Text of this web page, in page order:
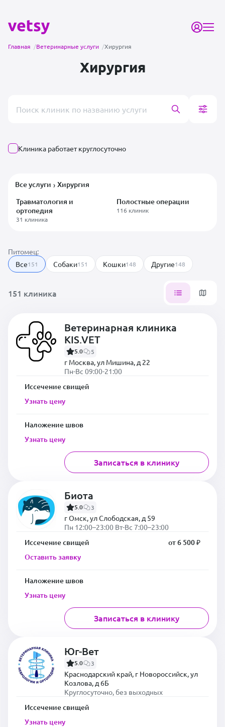
Главная /Ветеринарные услуги /Хирургия
Хирургия
Клиника работает круглосуточно
Все услуги › Хирургия
Травматология и
ортопедия
31 клиника
Полостные операции
116 клиник
Питомец:
Все151 Собаки151 Кошки148 Другие148
151 клиника
Ветеринарная клиника
KIS.VET
5.0 5
г Москва, ул Мишина, д 22
Пн-Вс 09:00-21:00
Иссечение свищей
Узнать цену
Наложение швов
Узнать цену
Записаться в клинику
Биота
5.0 3
г Омск, ул Слободская, д 59
Пн 12:00–23:00 Вт-Вс 7:00–23:00
Иссечение свищей
от 6 500 ₽
Оставить заявку
Наложение швов
Узнать цену
Записаться в клинику
Юг-Вет
5.0 3
Краснодарский край, г Новороссийск, ул
Козлова, д 6Б
Круглосуточно, без выходных
Иссечение свищей
Узнать цену